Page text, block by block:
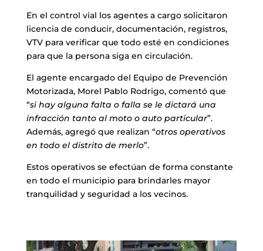
En el control vial los agentes a cargo solicitaron
licencia de conducir, documentación, registros,
VTV para verificar que todo esté en condiciones
para que la persona siga en circulación.
El agente encargado del Equipo de Prevención
Motorizada, Morel Pablo Rodrigo, comentó que
“si hay alguna falta o falla se le dictará una
infracción tanto al moto o auto particular”.
Además, agregó que realizan “otros operativos
en todo el distrito de merlo”.
Estos operativos se efectúan de forma constante
en todo el municipio para brindarles mayor
tranquilidad y seguridad a los vecinos.